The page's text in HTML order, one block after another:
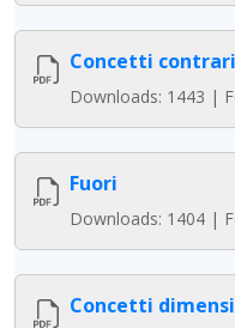
Concetti contrari
Downloads: 1443 |
Fuori
Downloads: 1404 |
Concetti